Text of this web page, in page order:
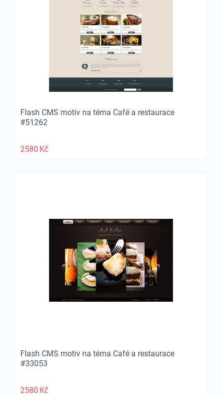
Flash CMS motiv na téma Café a restaurace
#51262
2580 Kč
Flash CMS motiv na téma Café a restaurace
#33053
2580 Kč